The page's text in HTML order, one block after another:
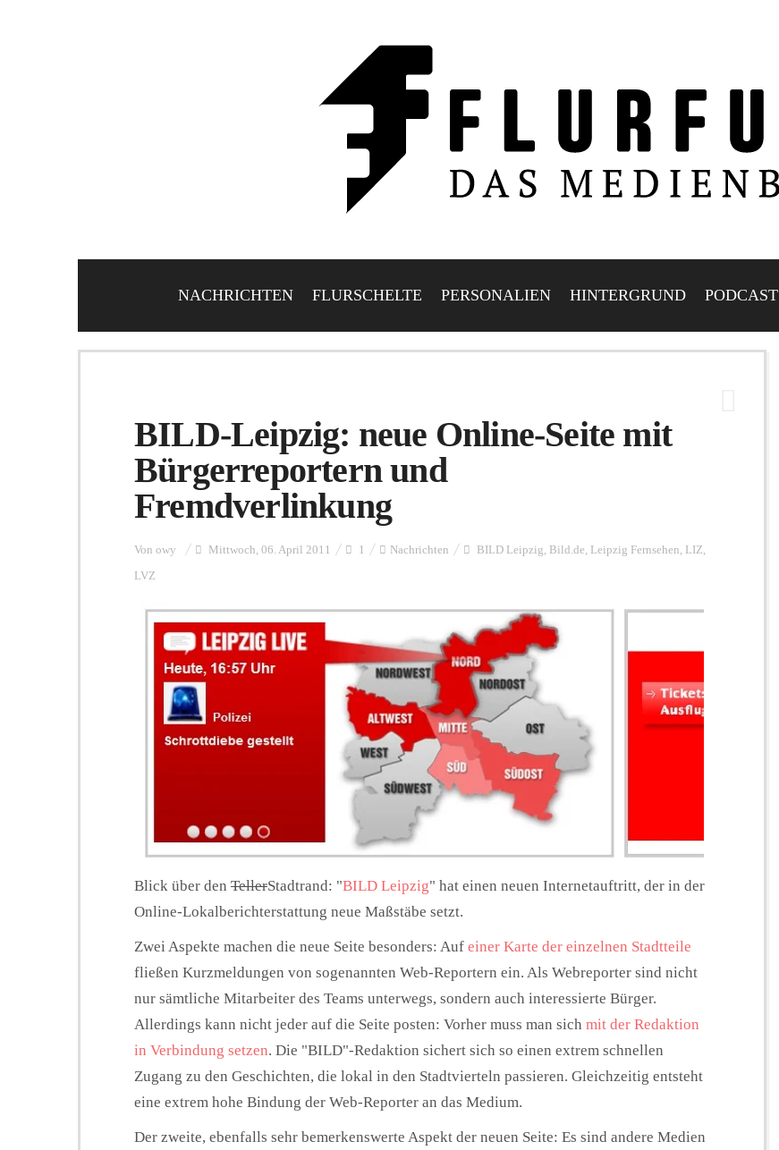
NACHRICHTEN FLURSCHELTE PERSONALIEN HINTERGRUND PODCAST
BILD-Leipzig: neue Online-Seite mit
Bürgerreportern und
Fremdverlinkung
Von owy Mittwoch, 06. April 2011 1 Nachrichten BILD Leipzig, Bild.de, Leipzig Fernsehen, LIZ,
LVZ
Blick über den TellerStadtrand: "BILD Leipzig" hat einen neuen Internetauftritt, der in der
Online-Lokalberichterstattung neue Maßstäbe setzt.
Zwei Aspekte machen die neue Seite besonders: Auf einer Karte der einzelnen Stadtteile
fließen Kurzmeldungen von sogenannten Web-Reportern ein. Als Webreporter sind nicht
nur sämtliche Mitarbeiter des Teams unterwegs, sondern auch interessierte Bürger.
Allerdings kann nicht jeder auf die Seite posten: Vorher muss man sich mit der Redaktion
in Verbindung setzen. Die "BILD"-Redaktion sichert sich so einen extrem schnellen
Zugang zu den Geschichten, die lokal in den Stadtvierteln passieren. Gleichzeitig entsteht
eine extrem hohe Bindung der Web-Reporter an das Medium.
Der zweite, ebenfalls sehr bemerkenswerte Aspekt der neuen Seite: Es sind andere Medien